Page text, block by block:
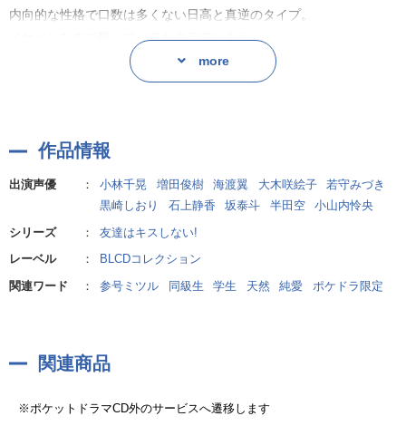
内向的な性格で口数は多くない日高と真逆のタイプ。
イケメンなので黙っていてもモテてしまう。
さっち:黒崎しおり
女子:小山内怜央
more
作品情報
出演声優 ： 小林千晃 増田俊樹 海渡翼 大木咲絵子
若守みづき
黒崎しおり
石上静香 坂泰斗 半田空
小山内怜央
シリーズ
：
友達はキスしない!
レーベル
：
BLCDコレクション
関連ワード
： 参号ミツル 同級生 学生 天然 純愛 ポケドラ限定
関連商品
※ポケットドラマCD外のサービスへ遷移します